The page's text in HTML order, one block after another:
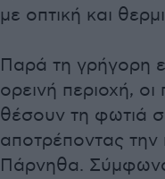
με οπτική και
Παρά τη γρήγορη
ορεινή περιοχή,
θέσουν τη φωτιά
αποτρέποντας
Πάρνηθα.